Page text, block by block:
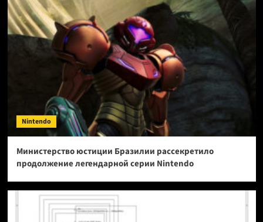
Nintendo
Министерство юстиции Бразилии рассекретило
продолжение легендарной серии Nintendo